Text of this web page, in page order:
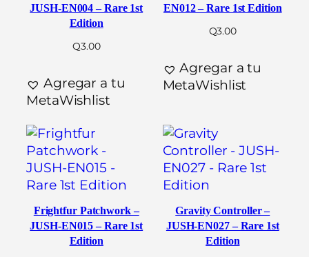
JUSH-EN004 – Rare 1st
Edition
Q3.00
Agregar a tu
MetaWishlist
EN012 – Rare 1st Edition
Q3.00
Agregar a tu
MetaWishlist
Frightfur Patchwork –
JUSH-EN015 – Rare 1st
Edition
Gravity Controller –
JUSH-EN027 – Rare 1st
Edition